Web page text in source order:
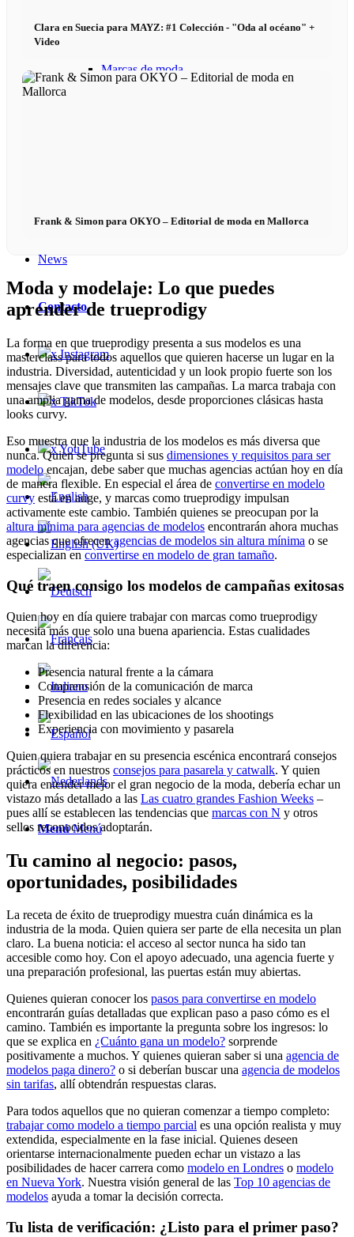
Fashion Weeks
Marcas de moda
News
Contacto
x Instagram
x TikTok
x YouTube
Menú Menú
Clara en Suecia para MAYZ: #1 Colección - "Oda al océano" +
Video
Frank & Simon para OKYO – Editorial de moda en Mallorca
Moda y modelaje: Lo que puedes
aprender de trueprodigy
La forma en que trueprodigy presenta a sus modelos es una
masterclass para todos aquellos que quieren hacerse un lugar en la
industria. Diversidad, autenticidad y un look propio fuerte son los
mensajes clave que transmiten las campañas. La marca trabaja con
una amplia gama de modelos, desde proporciones clásicas hasta
looks curvy.
Eso muestra que la industria de los modelos es más diversa que
nunca. Quien se pregunta si sus dimensiones y requisitos para ser
modelo encajan, debe saber que muchas agencias actúan hoy en día
de manera flexible. En especial el área de convertirse en modelo
curvy está en auge, y marcas como trueprodigy impulsan
activamente este cambio. También quienes se preocupan por la
altura mínima para agencias de modelos encontrarán ahora muchas
agencias que ofrecenagencias de modelos sin altura mínima o se
especializan en convertirse en modelo de gran tamaño.
Qué traen consigo los modelos de campañas exitosas
Quien hoy en día quiere trabajar con marcas como trueprodigy
necesita más que solo una buena apariencia. Estas cualidades
marcan la diferencia:
Presencia natural frente a la cámara
Comprensión de la comunicación de marca
Presencia en redes sociales y alcance
Flexibilidad en las ubicaciones de los shootings
Experiencia con movimiento y pasarela
Quien quiera trabajar en su presencia escénica encontrará consejos
prácticos en nuestros consejos para pasarela y catwalk. Y quien
quiera entender mejor el gran negocio de la moda, debería echar un
vistazo más detallado a las Las cuatro grandes Fashion Weeks –
pues allí se establecen las tendencias que marcas con N y otros
sellos reconocidos adoptarán.
Tu camino al negocio: pasos,
oportunidades, posibilidades
La receta de éxito de trueprodigy muestra cuán dinámica es la
industria de la moda. Quien quiera ser parte de ella necesita un plan
claro. La buena noticia: el acceso al sector nunca ha sido tan
accesible como hoy. Con el apoyo adecuado, una agencia fuerte y
una preparación profesional, las puertas están muy abiertas.
Quienes quieran conocer los pasos para convertirse en modelo
encontrarán guías detalladas que explican paso a paso cómo es el
camino. También es importante la pregunta sobre los ingresos: lo
que se explica en ¿Cuánto gana un modelo? sorprende
positivamente a muchos. Y quienes quieran saber si una agencia de
modelos paga dinero? o si deberían buscar una agencia de modelos
sin tarifas, allí obtendrán respuestas claras.
Para todos aquellos que no quieran comenzar a tiempo completo:
trabajar como modelo a tiempo parcial es una opción realista y muy
extendida, especialmente en la fase inicial. Quienes deseen
orientarse internacionalmente pueden echar un vistazo a las
posibilidades de hacer carrera como modelo en Londres o modelo
en Nueva York. Nuestra visión general de las Top 10 agencias de
modelos ayuda a tomar la decisión correcta.
Tu lista de verificación: ¿Listo para el primer paso?